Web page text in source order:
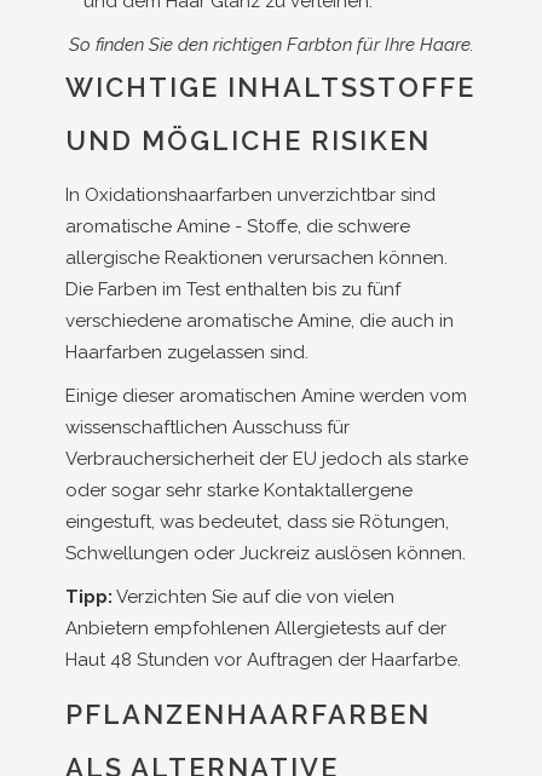
So finden Sie den richtigen Farbton für Ihre Haare.
WICHTIGE INHALTSSTOFFE
UND MÖGLICHE RISIKEN
In Oxidationshaarfarben unverzichtbar sind
aromatische Amine - Stoffe, die schwere
allergische Reaktionen verursachen können.
Die Farben im Test enthalten bis zu fünf
verschiedene aromatische Amine, die auch in
Haarfarben zugelassen sind.
Einige dieser aromatischen Amine werden vom
wissenschaftlichen Ausschuss für
Verbrauchersicherheit der EU jedoch als starke
oder sogar sehr starke Kontaktallergene
eingestuft, was bedeutet, dass sie Rötungen,
Schwellungen oder Juckreiz auslösen können.
Tipp: Verzichten Sie auf die von vielen
Anbietern empfohlenen Allergietests auf der
Haut 48 Stunden vor Auftragen der Haarfarbe.
PFLANZENHAARFARBEN
ALS ALTERNATIVE